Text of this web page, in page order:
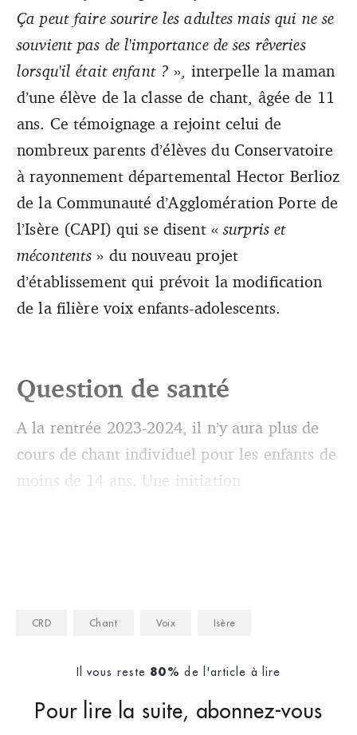
conservatoire évoque le risque que la technique vocale
lyrique peut présenter pour des voix n’ayant pas mué.
Ça peut faire sourire les adultes mais qui ne se
souvient pas de l'importance de ses rêveries
lorsqu'il était enfant ? », interpelle la maman
d’une élève de la classe de chant, âgée de 11
ans. Ce témoignage a rejoint celui de
nombreux parents d’élèves du Conservatoire
à rayonnement départemental Hector Berlioz
de la Communauté d’Agglomération Porte de
l’Isère (CAPI) qui se disent «surpris et
mécontents » du nouveau projet
d’établissement qui prévoit la modification
de la filière voix enfants-adolescents.
Question de santé
A la rentrée 2023-2024, il n’y aura plus de
cours de chant individuel pour les enfants de
moins de 14 ans. Une initiation
CRD Chant Voix Isère
Il vous reste 80% de l'article à lire
Pour lire la suite, abonnez-vous